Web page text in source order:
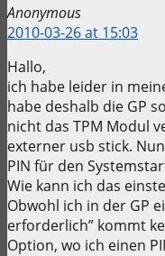
Anonymous
2010-03-26 at 15:03
Hallo,
ich habe leider in
habe deshalb die GP
nicht das TPM Modul
externer usb stick.
PIN für den
Wie kann ich das
Obwohl ich in der GP
erforderlich” kommt
Option, wo ich einen